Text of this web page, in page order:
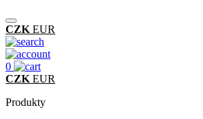
CZK EUR
0
CZK EUR
Produkty